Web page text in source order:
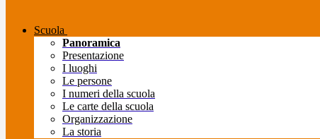
Scuola
Panoramica
Presentazione
I luoghi
Le persone
I numeri della scuola
Le carte della scuola
Organizzazione
La storia